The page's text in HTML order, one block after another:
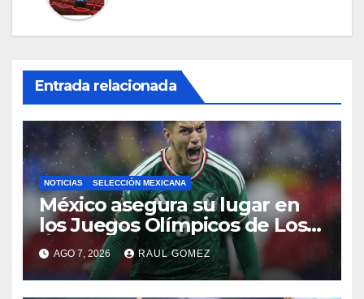
Entrada relacionada
NOTICIAS SELECCIÓN MEXICANA
México asegura su lugar en
los Juegos Olímpicos de Los
Ángeles 2028
AGO 7, 2026 RAUL GOMEZ